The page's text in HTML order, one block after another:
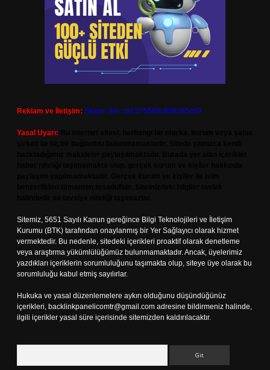
Reklam ve İletişim: Skype: live:.cid.575569c608265c69
Yasal Uyarı:
Sitemiz, 5651 Sayılı Kanun gereğince Bilgi Teknolojileri ve İletişim
Kurumu (BTK) tarafından onaylanmış bir Yer Sağlayıcı olarak hizmet
vermektedir. Bu nedenle, sitedeki içerikleri proaktif olarak denetleme
veya araştırma yükümlülüğümüz bulunmamaktadır. Ancak, üyelerimiz
yazdıkları içeriklerin sorumluluğunu taşımakta olup, siteye üye olarak bu
sorumluluğu kabul etmiş sayılırlar.
Hukuka ve yasal düzenlemelere aykırı olduğunu düşündüğünüz
içerikleri, backlinkpanelicomtr@gmail.com adresine bildirmeniz halinde,
ilgili içerikler yasal süre içerisinde sitemizden kaldırılacaktır.